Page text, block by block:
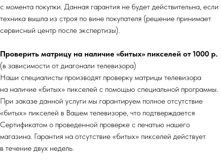
с момента покупки. Данная гарантия не будет действительна, если
техника вышла из строя по вине покупателя (решение принимает
сервисный центр после экспертизы).
Проверить матрицу на наличие «битых» пикселей от 1000 р.
(в зависимости от диагонали телевизора)
Наши специалисты производят проверку матрицы телевизора
на наличие «битых» пикселей с помощью специальной программы.
При заказе данной услуги мы гарантируем полное отсутствие
«битых» пикселей в Вашем телевизоре, что подтверждается
Сертификатом о проведенной проверке с печатью нашего
магазина. Гарантия на отсутствие «битых» пикселей действует
в течение двух недель.